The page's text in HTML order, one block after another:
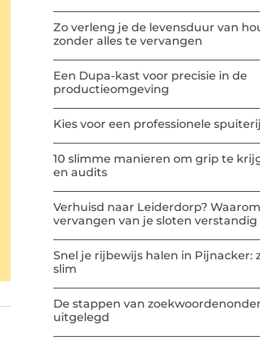
Zo verleng je de levensduur van
zonder alles te vervangen
Een Dupa-kast voor precisie in de
productieomgeving
Kies voor een professionele
10 slimme manieren om grip te
en audits
Verhuisd naar Leiderdorp?
vervangen van je sloten verstandig
Snel je rijbewijs halen in Pijnacker:
slim
De stappen van
uitgelegd